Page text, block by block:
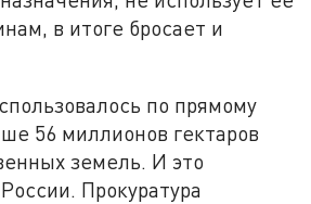
в итоге бросает и
по прямому
56 миллионов гектаров
земель. И это
Прокуратура